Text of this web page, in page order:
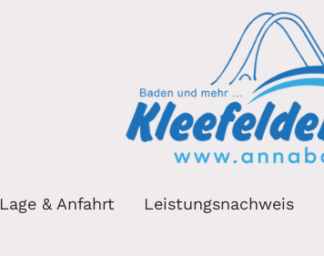
Lage & Anfahrt Leistungsnachweis